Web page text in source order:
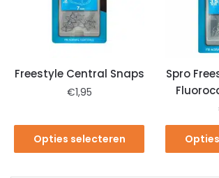
Freestyle Central Snaps
€1,95
Opties selecteren
Spro